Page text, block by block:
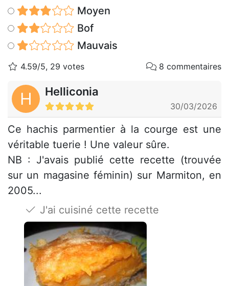
Moyen
Bof
Mauvais
4.59/5, 29 votes 8 commentaires
H Helliconia
30/03/2026
Ce hachis parmentier à la courge est une
véritable tuerie ! Une valeur sûre.
NB : J'avais publié cette recette (trouvée
sur un magasine féminin) sur Marmiton, en
2005...
J'ai cuisiné cette recette